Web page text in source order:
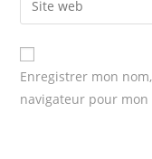
Enregistrer mon
navigateur pour